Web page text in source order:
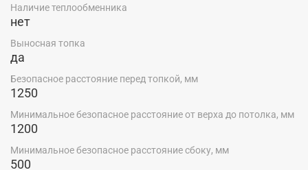
Наличие теплообменника
нет
Выносная топка
да
Безопасное расстояние перед топкой, мм
1250
Минимальное безопасное расстояние от верха до потолка, мм
1200
Минимальное безопасное расстояние сбоку, мм
500